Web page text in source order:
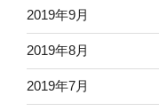
2019年9月
2019年8月
2019年7月